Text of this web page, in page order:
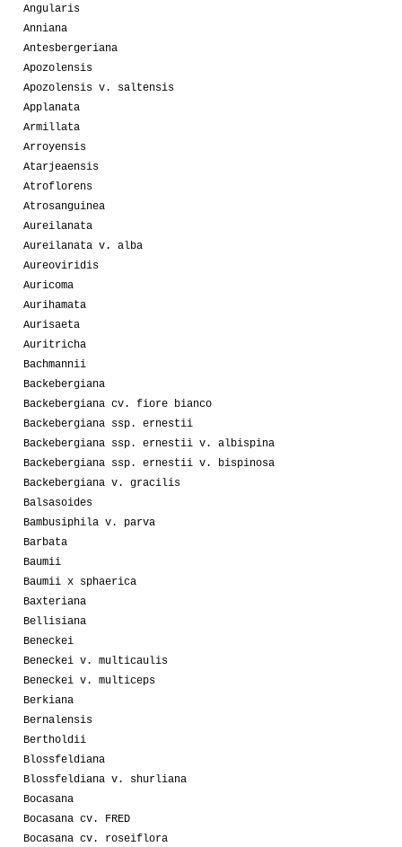
Angularis
Anniana
Antesbergeriana
Apozolensis
Apozolensis v. saltensis
Applanata
Armillata
Arroyensis
Atarjeaensis
Atroflorens
Atrosanguinea
Aureilanata
Aureilanata v. alba
Aureoviridis
Auricoma
Aurihamata
Aurisaeta
Auritricha
Bachmannii
Backebergiana
Backebergiana cv. fiore bianco
Backebergiana ssp. ernestii
Backebergiana ssp. ernestii v. albispina
Backebergiana ssp. ernestii v. bispinosa
Backebergiana v. gracilis
Balsasoides
Bambusiphila v. parva
Barbata
Baumii
Baumii x sphaerica
Baxteriana
Bellisiana
Beneckei
Beneckei v. multicaulis
Beneckei v. multiceps
Berkiana
Bernalensis
Bertholdii
Blossfeldiana
Blossfeldiana v. shurliana
Bocasana
Bocasana cv. FRED
Bocasana cv. roseiflora